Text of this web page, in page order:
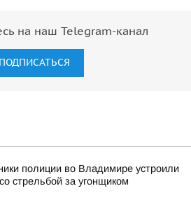
на наш Telegram-канал
ПОДПИСАТЬСЯ
полиции во Владимире устроили
стрельбой за угонщиком